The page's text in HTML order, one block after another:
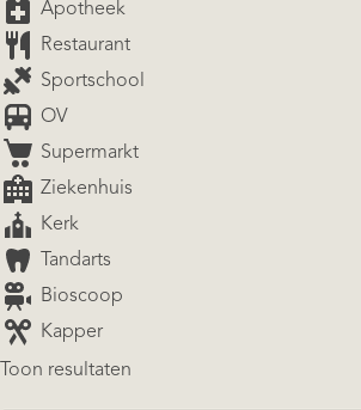
Apotheek
Restaurant
Sportschool
OV
Supermarkt
Ziekenhuis
Kerk
Tandarts
Bioscoop
Kapper
Toon resultaten
AANBOD